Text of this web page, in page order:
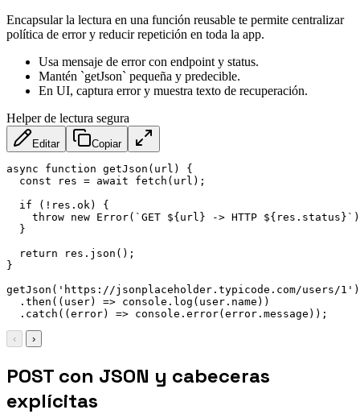
Encapsular la lectura en una función reusable te permite centralizar
política de error y reducir repetición en toda la app.
Usa mensaje de error con endpoint y status.
Mantén `getJson` pequeña y predecible.
En UI, captura error y muestra texto de recuperación.
Helper de lectura segura
Editar Copiar
async function getJson ( url )
{
const res = await fetch ( url ) ;
if
( ! res . ok )
{
throw new Error( ` GET ${ url } -> HTTP ${ res . status } ` )
}
return res . json ( ) ;
}
getJson ( 'https://jsonplaceholder.typicode.com/users/1' )
. then ( ( user) => console . log ( user . name ) )
. catch ( ( error) => console . error( error . message ) ) ;
‹ ›
POST con JSON y cabeceras
explícitas